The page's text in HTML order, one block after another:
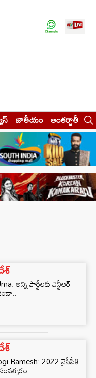
జాతీయం అంతర్జాతీయం
అన్ని పార్టీలకు ఎన్టీఆర్
Ramesh: 2022 వైసీపీకి